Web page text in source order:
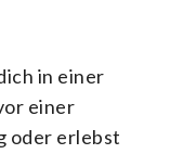
in einer
einer
oder erlebst